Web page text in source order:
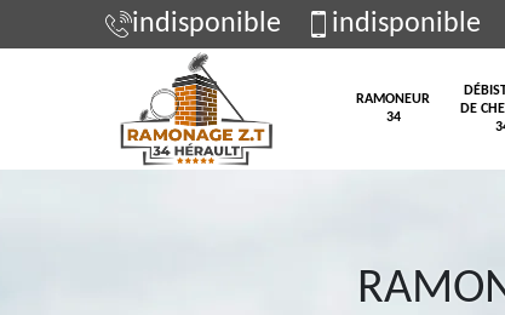
indisponible indisponible
RAMONEUR
34
DE